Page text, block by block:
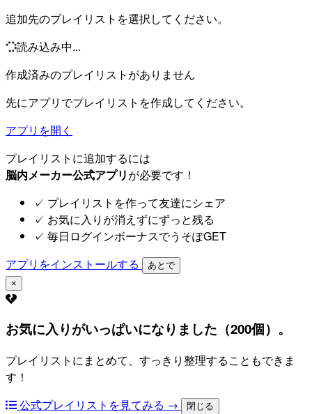
追加先のプレイリストを選択してください。
読み込み中...
作成済みのプレイリストがありません
先にアプリでプレイリストを作成してください。
アプリを開く
プレイリストに追加するには
脳内メーカー公式アプリが必要です！
✓ プレイリストを作って友達にシェア
✓ お気に入りが消えずにずっと残る
✓ 毎日ログインボーナスでうそぽGET
アプリをインストールする
あとで
×
お気に入りがいっぱいになりました（200個）。
プレイリストにまとめて、すっきり整理することもできま
す！
公式プレイリストを見てみる →
閉じる